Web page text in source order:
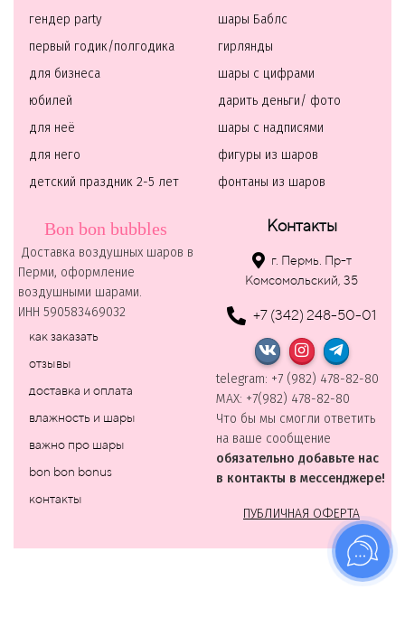
гендер party
первый годик/полгодика
для бизнеса
юбилей
для неё
для него
детский праздник 2-5 лет
шары Баблс
гирлянды
шары с цифрами
дарить деньги/ фото
шары с надписями
фигуры из шаров
фонтаны из шаров
Bon bon bubbles
Доставка воздушных шаров в
Перми, оформление
воздушными шарами.
ИНН 590583469032
как заказать
отзывы
доставка и оплата
влажность и шары
важно про шары
bon bon bonus
контакты
Контакты
г. Пермь. Пр-т
Комсомольский, 35
+7 (342) 248-50-01
telegram: +7 (982) 478-82-80
MAХ: +7(982) 478-82-80
Что бы мы смогли ответить
на ваше сообщение
обязательно добавьте нас
в контакты в мессенджере!
ПУБЛИЧНАЯ ОФЕРТА